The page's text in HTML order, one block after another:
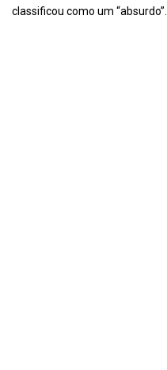
classificou como um “absurdo”.